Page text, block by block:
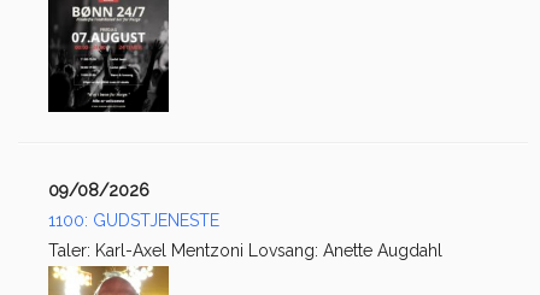
09/08/2026
1100: GUDSTJENESTE
Taler: Karl-Axel Mentzoni Lovsang: Anette Augdahl